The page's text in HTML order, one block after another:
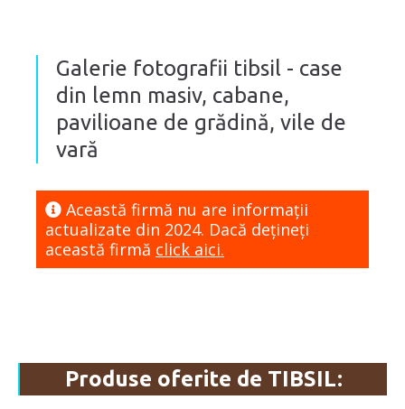
Galerie fotografii tibsil - case
din lemn masiv, cabane,
pavilioane de grădină, vile de
vară
Această firmă nu are informaţii
actualizate din 2024. Dacă dețineți
această firmă click aici.
Produse oferite de TIBSIL: